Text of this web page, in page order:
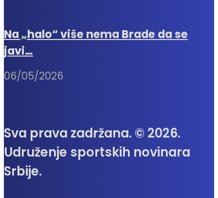
Na „halo“ više nema Brade da se
javi…
06/05/2026
Sva prava zadržana. © 2026.
Udruženje sportskih novinara
Srbije.